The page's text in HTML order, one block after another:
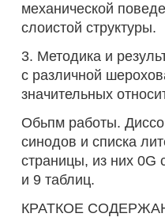
механической
слоистой структуры.
3. Методика и
с различной
значительных
Обьпм работы.
синодов и списка
страницы, из них 0G
и 9 таблиц.
КРАТКОЕ